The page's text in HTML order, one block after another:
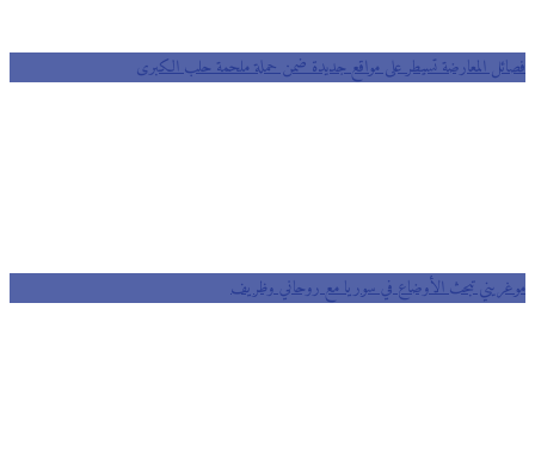
فصائل المعارضة تسيطر على مواقع جديدة ضمن حملة ملحمة حلب الكبرى
موغريني تبحث اﻷوضاع في سوريا مع روحاني وظريف